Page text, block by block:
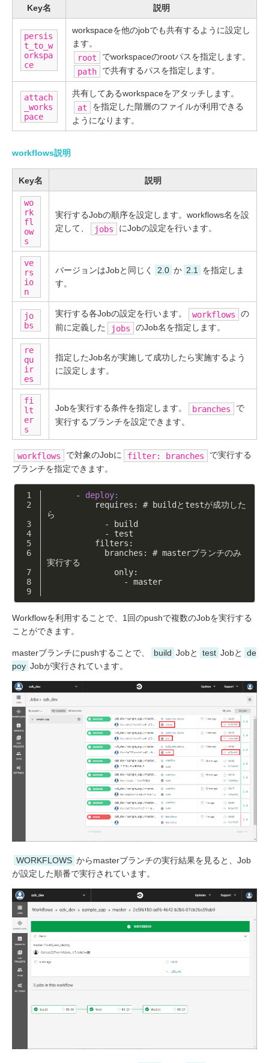
Key名 説明
persis
t_to_w
orkspa
ce
workspaceを他のjobでも共有するように設定し
ます。
root
でworkspaceのrootパスを指定します。
path
で共有するパスを指定します。
attach
_works
pace
共有してあるworkspaceをアタッチします。
at
を指定した階層のファイルが利用できる
ようになります。
workflows説明
Key名 説明
wo
rk
fl
ow
s
実行するJobの順序を設定します。workflows名を設
定して、
jobs にJobの設定を行います。
ve
rs
io
n
バージョンはJobと同じく 2.0 か 2.1
を指定しま
す。
jo
bs
実行する各Jobの設定を行います。 workflows
の
前に定義した
jobs のJob名を指定します。
re
qu
ir
es
指定したJob名が実施して成功したら実施するよう
に設定します。
fi
lt
er
s
Jobを実行する条件を指定します。 branches
で
実行するブランチを設定できます。
workflows で対象のJobに filter: branches
で実行する
ブランチを指定できます。
      -
deploy:
ら
            -
build
            -
test
          filters:
実行する
              only:
                -
master
Workflowを利用することで、1回のpushで複数のJobを実行する
ことができます。
masterブランチにpushすることで、 build Jobと test Jobと
de
poy Jobが実行されています。
WORKFLOWS からmasterブランチの実行結果を見ると、Job
が設定した順番で実行されています。